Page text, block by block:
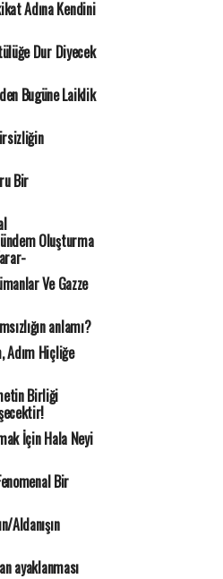
Adına Kendini
Dur Diyecek
Bugüne Laiklik
Bir
Oluşturma
Ve Gazze
anlamı?
Adım Hiçliğe
Birliği
İçin Hala Neyi
Bir
Aldanışın
ayaklanması